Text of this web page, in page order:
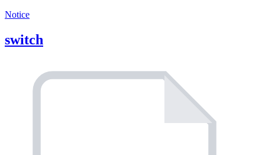
Notice
switch